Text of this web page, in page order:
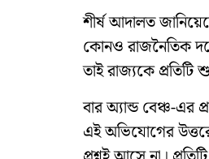
শীর্ষ আদালত
কোনও রাজনৈতিক
তাই রাজ্যকে প্রতিটি
বার অ্যান্ড বেঞ্চ-এর
এই অভিযোগের